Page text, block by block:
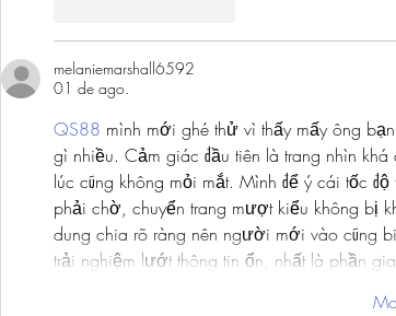
melaniemarshall6592
01 de ago.
QS88 mình mới ghé thử vì thấy mấy ông
gì nhiều. Cảm giác đầu tiên là trang nhìn
lúc cũng không mỏi mắt. Mình để ý cái tốc
phải chờ, chuyển trang mượt kiểu không bị
dung chia rõ ràng nên người mới vào cũng
trải nghiệm lướt thông tin ổn, nhất là phần